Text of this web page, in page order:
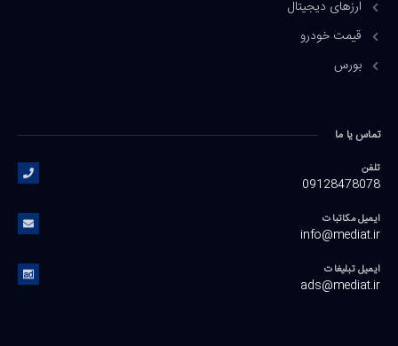
ارزهای دیجیتال
قیمت خودرو
بورس
تماس یا ما
تلفن
09128478078
ایمیل مکاتبات
info@mediat.ir
ایمیل تبلیغات
ads@mediat.ir